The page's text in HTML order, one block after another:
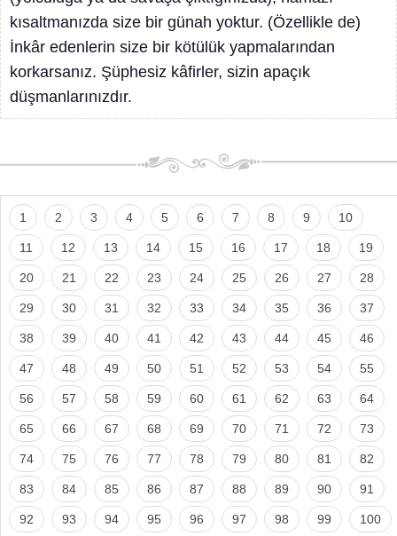
kısaltmanızda size bir günah yoktur. (Özellikle de)
İnkâr edenlerin size bir kötülük yapmalarından
korkarsanız. Şüphesiz kâfirler, sizin apaçık
düşmanlarınızdır.
1 2 3 4 5 6 7 8 9 10
11 12 13 14 15 16 17 18 19
20 21 22 23 24 25 26 27 28
29 30 31 32 33 34 35 36 37
38 39 40 41 42 43 44 45 46
47 48 49 50 51 52 53 54 55
56 57 58 59 60 61 62 63 64
65 66 67 68 69 70 71 72 73
74 75 76 77 78 79 80 81 82
83 84 85 86 87 88 89 90 91
92 93 94 95 96 97 98 99 100